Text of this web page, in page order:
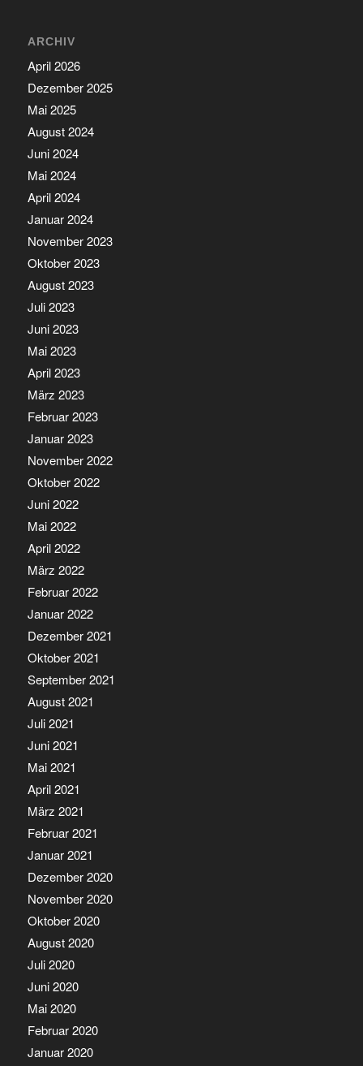
ARCHIV
April 2026
Dezember 2025
Mai 2025
August 2024
Juni 2024
Mai 2024
April 2024
Januar 2024
November 2023
Oktober 2023
August 2023
Juli 2023
Juni 2023
Mai 2023
April 2023
März 2023
Februar 2023
Januar 2023
November 2022
Oktober 2022
Juni 2022
Mai 2022
April 2022
März 2022
Februar 2022
Januar 2022
Dezember 2021
Oktober 2021
September 2021
August 2021
Juli 2021
Juni 2021
Mai 2021
April 2021
März 2021
Februar 2021
Januar 2021
Dezember 2020
November 2020
Oktober 2020
August 2020
Juli 2020
Juni 2020
Mai 2020
Februar 2020
Januar 2020